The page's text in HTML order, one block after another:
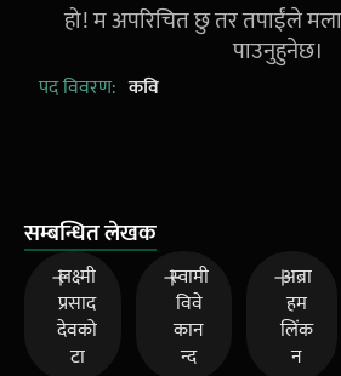
हो! म अपरिचित छु तर तपाईंले
पाउनुहुनेछ।
पद विवरण: कवि
सम्बन्धित लेखक
लक्ष्मी
प्रसाद
देवको
टा
स्वामी
विवे
कान
न्द
अब्रा
हम
लिंक
न